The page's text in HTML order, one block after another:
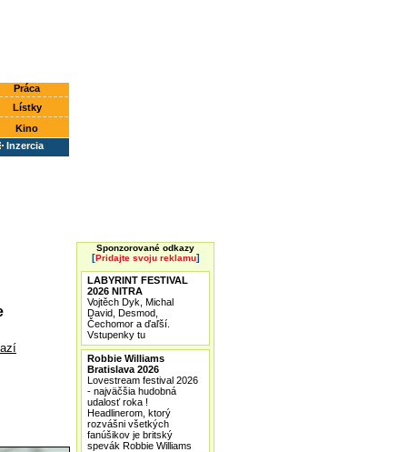
Práca
Lístky
Kino
Inzercia
Sponzorované odkazy
[Pridajte svoju reklamu]
LABYRINT FESTIVAL
2026 NITRA
Vojtěch Dyk, Michal
David, Desmod,
Čechomor a ďaľší.
Vstupenky tu
Robbie Williams
Bratislava 2026
Lovestream festival 2026
- najväčšia hudobná
udalosť roka !
Headlinerom, ktorý
rozvášni všetkých
fanúšikov je britský
spevák Robbie Williams